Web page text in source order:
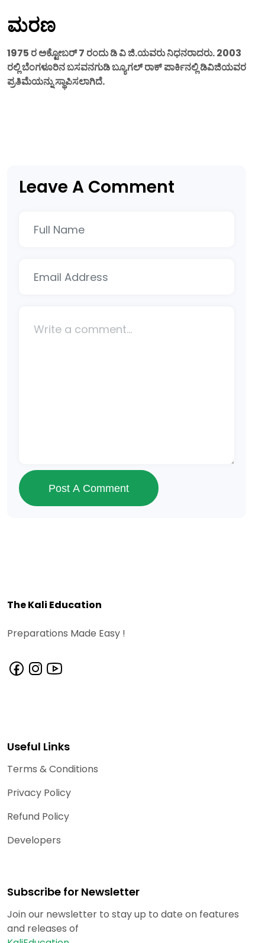
ಮರಣ
1975 ರ ಅಕ್ಟೋಬರ್ 7 ರಂದು ಡಿ ವಿ ಜಿ.ಯವರು ನಿಧನರಾದರು. 2003
ರಲ್ಲಿ ಬೆಂಗಳೂರಿನ ಬಸವನಗುಡಿ ಬ್ಯೂಗಲ್ ರಾಕ್ ಪಾರ್ಕಿನಲ್ಲಿ ಡಿವಿಜಿಯವರ
ಪ್ರತಿಮೆಯನ್ನು ಸ್ಥಾಪಿಸಲಾಗಿದೆ.
Leave A Comment
Post A Comment
The Kali Education
Preparations Made Easy !
Useful Links
Terms & Conditions
Privacy Policy
Refund Policy
Developers
Subscribe for Newsletter
Join our newsletter to stay up to date on features
and releases of